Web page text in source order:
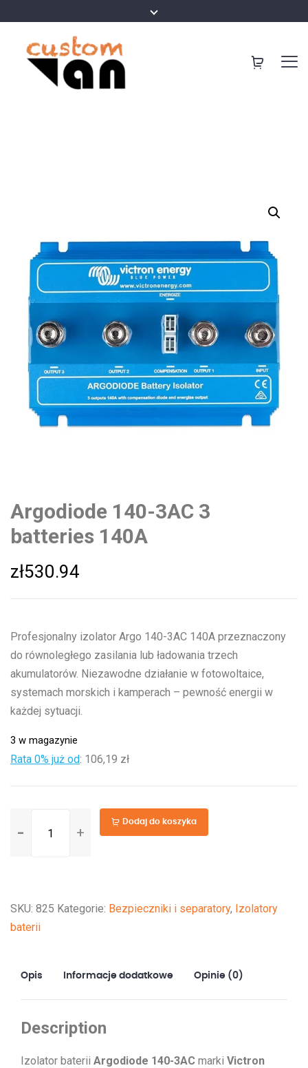
Argodiode 140-3AC 3
batteries 140A
zł530.94
Profesjonalny izolator Argo 140-3AC 140A przeznaczony
do równoległego zasilania lub ładowania trzech
akumulatorów. Niezawodne działanie w fotowoltaice,
systemach morskich i kamperach – pewność energii w
każdej sytuacji.
3 w magazynie
Rata 0% już od: 106,19 zł
Argodiode
batteries
140A
Dodaj do koszyka
SKU: 825 Kategorie: Bezpieczniki i separatory, Izolatory
baterii
Opis Informacje dodatkowe Opinie (0)
Description
Izolator baterii Argodiode 140-3AC marki Victron